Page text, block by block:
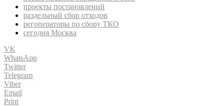
проекты постановлений
раздельный сбор отходов
регоператоры по сбору ТКО
сегодня Москва
VK
WhatsApp
Twitter
Telegram
Viber
Email
Print